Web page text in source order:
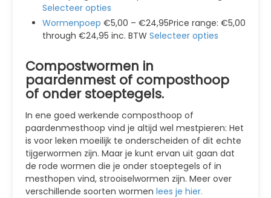
Selecteer opties
Wormenpoep €5,00 – €24,95Price range: €5,00
through €24,95 inc. BTW Selecteer opties
Compostwormen in
paardenmest of composthoop
of onder stoeptegels.
In ene goed werkende composthoop of
paardenmesthoop vind je altijd wel mestpieren: Het
is voor leken moeilijk te onderscheiden of dit echte
tijgerwormen zijn. Maar je kunt ervan uit gaan dat
de rode wormen die je onder stoeptegels of in
mesthopen vind, strooiselwormen zijn. Meer over
verschillende soorten wormen lees je hier.